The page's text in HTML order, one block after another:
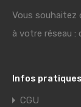
Vous souhaitez
à votre réseau
Infos pratiques
CGU